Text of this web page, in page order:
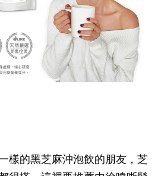
樣的黑芝麻沖泡飲的朋友，芝